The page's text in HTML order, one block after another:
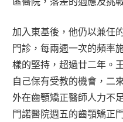
加入東基後，他仍以兼任
門診，每兩週一次的頻率
樣的堅持，超過廿二年。
自己保有受教的機會，二
外在齒顎矯正醫師人力不
門諾醫院週五的齒顎矯正